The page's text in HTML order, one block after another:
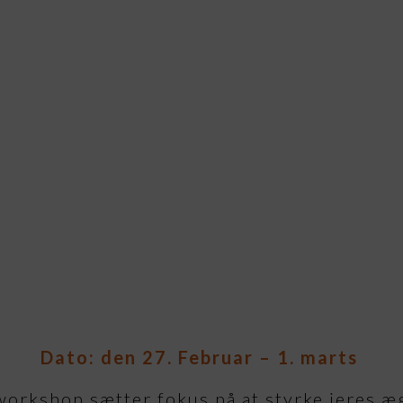
Dato: den 27. Februar – 1. marts
sætter fokus på at styrke jeres